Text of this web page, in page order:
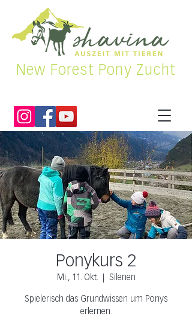
New Forest Pony Zucht
Ponykurs 2
Mi., 11. Okt.
  |
Silenen
Spielerisch das Grundwissen um Ponys
erlernen.